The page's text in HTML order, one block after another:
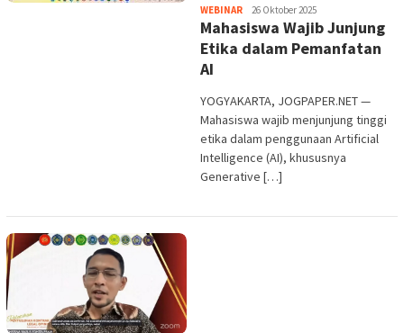
WEBINARHeri
Purwata
26 Oktober 2025
Mahasiswa Wajib Junjung
Etika dalam Pemanfatan
AI
YOGYAKARTA, JOGPAPER.NET —
Mahasiswa wajib menjunjung tinggi
etika dalam penggunaan Artificial
Intelligence (AI), khususnya
Generative […]